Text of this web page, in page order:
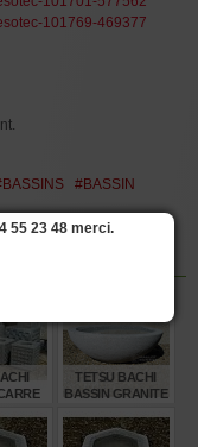
101769-469377
#BASSIN
TETSU BACHI
BASSIN GRANITE
55 23 48 merci.